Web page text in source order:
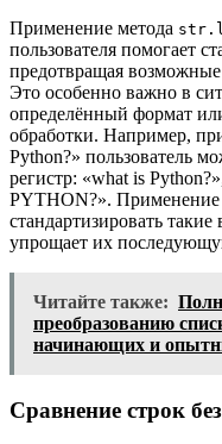
Применение метода
пользователя помогает
предотвращая
Это особенно важно в
определённый формат
обработки. Например,
Python?» пользователь
регистр: «what is
PYTHON?». Применение
стандартизировать
упрощает их
Читайте также:
преобразованию
начинающих и
Сравнение строк